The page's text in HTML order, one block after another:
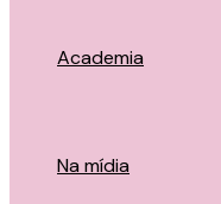
Academia
Na mídia